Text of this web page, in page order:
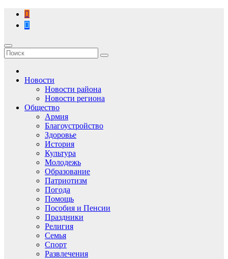
Перейти
содержимому
Новости
Новости района
Новости региона
Общество
Армия
Благоустройство
Здоровье
История
Культура
Молодежь
Образование
Патриотизм
Погода
Помощь
Пособия и Пенсии
Праздники
Религия
Семья
Спорт
Развлечения